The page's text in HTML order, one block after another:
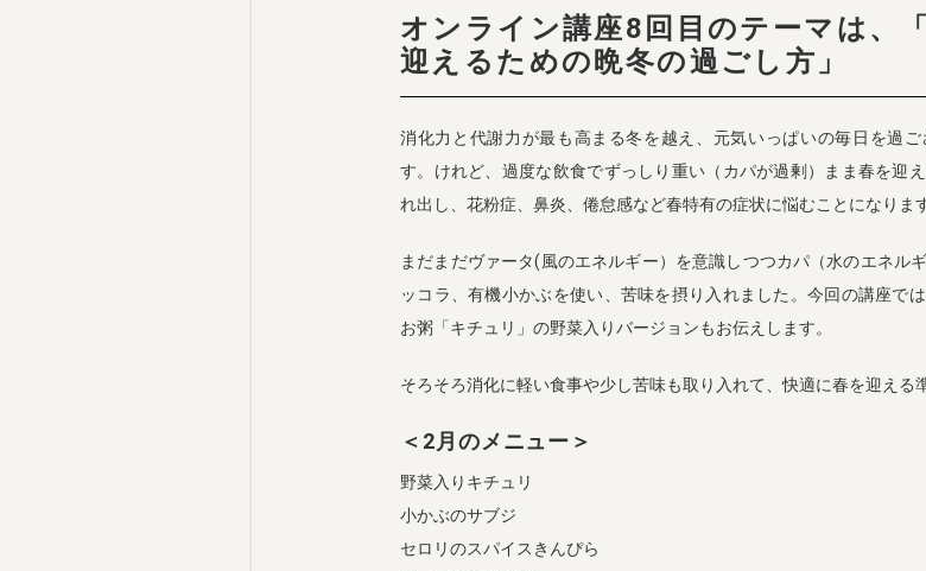
オンライン講座8回目のテーマは、
迎えるための晩冬の過ごし方」
消化力と代謝力が最も高まる冬を越え、元気いっぱいの毎日を過
す。けれど、過度な飲食でずっしり重い（カパが過剰）まま春を迎
れ出し、花粉症、鼻炎、倦怠感など春特有の症状に悩むことになります
まだまだヴァータ(風のエネルギー）を意識しつつカパ（水のエネル
ッコラ、有機小かぶを使い、苦味を摂り入れました。今回の講座で
お粥「キチュリ」の野菜入りバージョンもお伝えします。
そろそろ消化に軽い食事や少し苦味も取り入れて、快適に春を迎える
＜2月のメニュー＞
野菜入りキチュリ
小かぶのサブジ
セロリのスパイスきんぴら